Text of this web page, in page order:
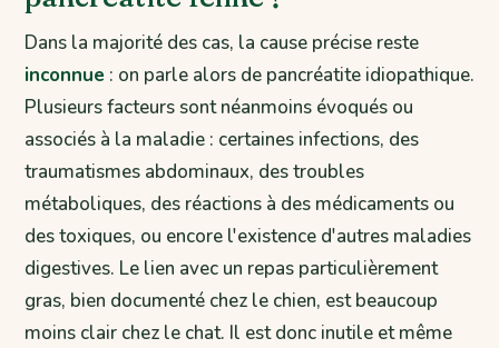
Dans la majorité des cas, la cause précise reste
inconnue : on parle alors de pancréatite idiopathique.
Plusieurs facteurs sont néanmoins évoqués ou
associés à la maladie : certaines infections, des
traumatismes abdominaux, des troubles
métaboliques, des réactions à des médicaments ou
des toxiques, ou encore l'existence d'autres maladies
digestives. Le lien avec un repas particulièrement
gras, bien documenté chez le chien, est beaucoup
moins clair chez le chat. Il est donc inutile et même